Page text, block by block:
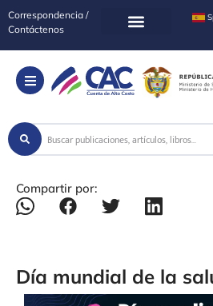
Correspondencia /
Contáctenos
Compartir por:
Día mundial de la